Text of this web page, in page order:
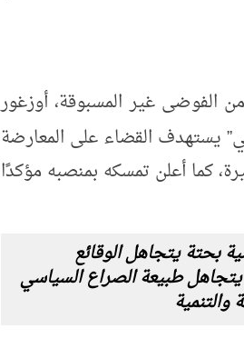
غير المسبوقة، أوزغور
” يستهدف القضاء على المعارضة
كما أعلن تمسكه بمنصبه مؤكدًا
بحتة يتجاهل الوقائع
يتجاهل طبيعة الصراع السياسي